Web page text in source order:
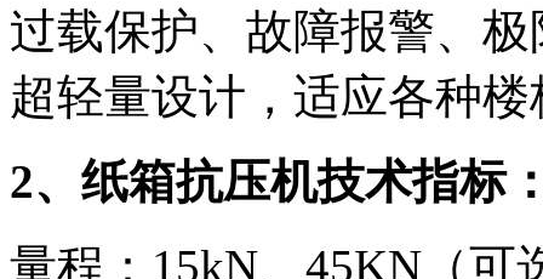
过载保护、故障报警、
超轻量设计，适应各种楼
2、纸箱抗压机技术指标
量程：15kN、45KN（可